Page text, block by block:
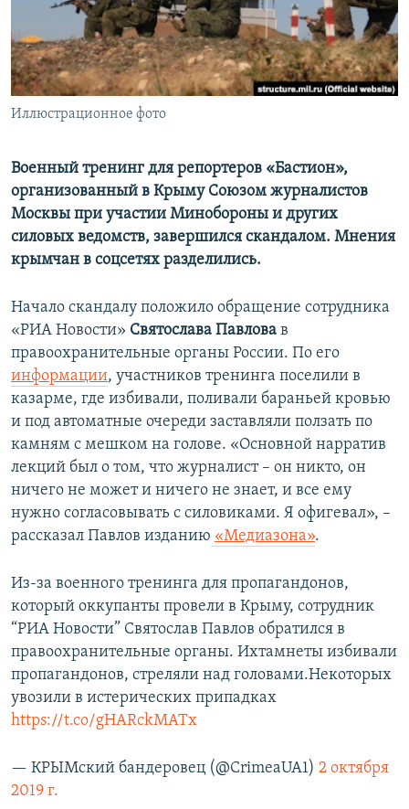
ПОБЕДИТЕЛЕЙ НЕ СУДЯТ?
КРЫМ.НЕПОКОРЕННЫЙ
ELIFBE
УКРАИНСКАЯ ПРОБЛЕМА КРЫМА
ПРИСОЕДИНЯЙТЕСЬ!
Иллюстрационное фото
Военный тренинг для репортеров «Бастион»,
организованный в Крыму Союзом журналистов
Москвы при участии Минобороны и других
силовых ведомств, завершился скандалом. Мнения
крымчан в соцсетях разделились.
Начало скандалу положило обращение сотрудника
«РИА Новости» Святослава Павлова в
правоохранительные органы России. По его
информации, участников тренинга поселили в
казарме, где избивали, поливали бараньей кровью
и под автоматные очереди заставляли ползать по
камням с мешком на голове. «Основной нарратив
лекций был о том, что журналист – он никто, он
ничего не может и ничего не знает, и все ему
нужно согласовывать с силовиками. Я офигевал», –
рассказал Павлов изданию «Медиазона».
Из-за военного тренинга для пропагандонов,
который оккупанты провели в Крыму, сотрудник
“РИА Новости” Святослав Павлов обратился в
правоохранительные органы. Ихтамнеты избивали
пропагандонов, стреляли над головами.Некоторых
увозили в истерических припадках
https://t.co/gHARckMATx
— КРЫМский бандеровец (@CrimeaUA1) 2 октября
2019 г.